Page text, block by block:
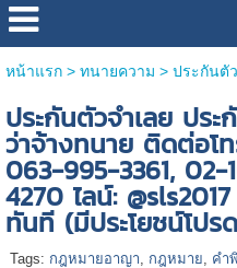
หน้าแรก> ทนายความ > ประกันตั
ประกันตัวจำเลย ปร
ว่าจ้างทนาย ติดต่อ
063-995-3361,
4270 ไลน์:
ทันที (มีประโยชน์โปร
Tags: กฎหมายอาญา, กฎหมาย, คำ